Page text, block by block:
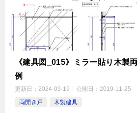
《建具図_015》ミラー貼り木製
例
更新日： 2024-09-19 公開日： 2019-11-25
両開き戸
木製建具